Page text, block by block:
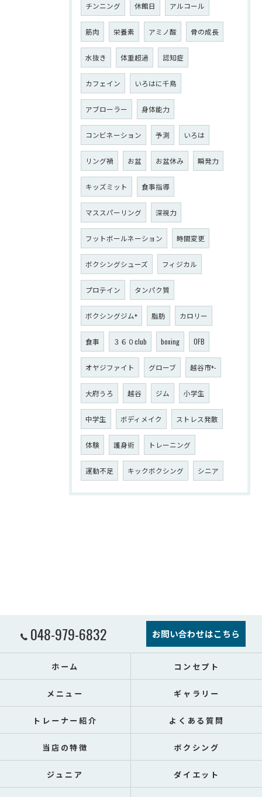
チンニング 休館日 アルコール
筋肉 栄養素 アミノ酸 骨の成長
水抜き 体重超過 認知症
カフェイン いろはに千鳥
アブローラー 身体能力
コンビネーション 予測 いろは
リング禍 お盆 お盆休み 瞬発力
キッズミット 食事指導
マススパーリング 深視力
フットボールネーション 時間変更
ボクシングシューズ フィジカル
プロテイン タンパク質
ボクシングジム+ 脂肪 カロリー
食事 ３６０club boxing OFB
オヤジファイト グローブ 越谷市+-
大府うろ 越谷 ジム 小学生
中学生 ボディメイク ストレス発散
体験 護身術 トレーニング
運動不足 キックボクシング シニア
048-979-6832 お問い合わせはこちら
ホーム コンセプト
メニュー ギャラリー
トレーナー紹介 よくある質問
当店の特徴 ボクシング
ジュニア ダイエット